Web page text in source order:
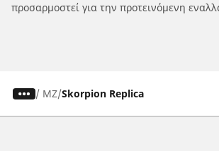
προσαρμοστεί για την προτεινόμενη
/ MZ Skorpion Replica